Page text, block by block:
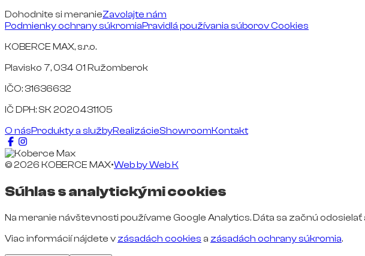
Dohodnite si meranieZavolajte nám
Podmienky ochrany súkromiaPravidlá používania súborov Cookies
KOBERCE MAX, s.r.o.
Plavisko 7, 034 01 Ružomberok
IČO: 31636632
IČ DPH: SK 2020431105
O násProdukty a službyRealizácieShowroomKontakt
© 2026 KOBERCE MAX•Web byWeb K
Súhlas s analytickými cookies
Na meranie návštevnosti používame Google Analytics. Dáta sa začnú
Viac informácií nájdete v zásadách cookies a zásadách ochrany súkromia.